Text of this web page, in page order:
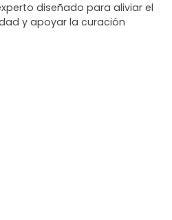
diseñado para aliviar el
y apoyar la curación